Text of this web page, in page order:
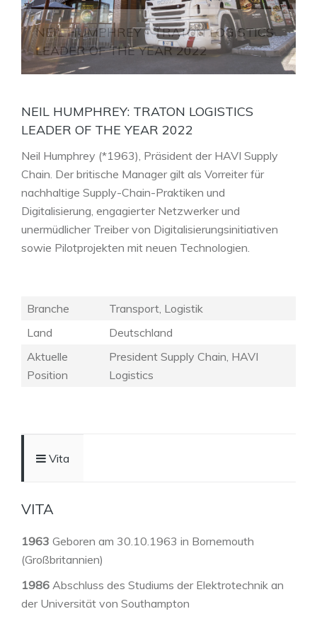
NEIL HUMPHREY - TRATON LOGISTICS
LEADER OF THE YEAR 2022
NEIL HUMPHREY: TRATON LOGISTICS
LEADER OF THE YEAR 2022
Neil Humphrey (*1963), Präsident der HAVI Supply
Chain. Der britische Manager gilt als Vorreiter für
nachhaltige Supply-Chain-Praktiken und
Digitalisierung, engagierter Netzwerker und
unermüdlicher Treiber von Digitalisierungsinitiativen
sowie Pilotprojekten mit neuen Technologien.
Branche
Transport, Logistik
Land
Deutschland
Aktuelle
Position
President Supply Chain, HAVI
Logistics
Vita
VITA
1963 Geboren am 30.10.1963 in Bornemouth
(Großbritannien)
1986 Abschluss des Studiums der Elektrotechnik an
der Universität von Southampton